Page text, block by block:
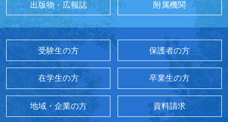
出版物・広報誌 附属機関
受験生の方 保護者の方
在学生の方 卒業生の方
地域・企業の方 資料請求